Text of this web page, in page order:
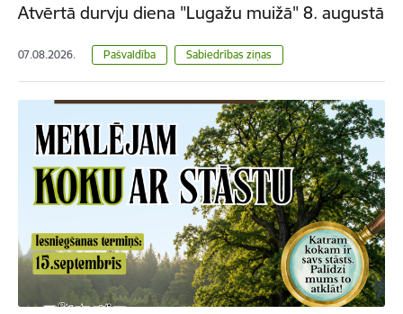
Atvērtā durvju diena "Lugažu muižā" 8. augustā
07.08.2026. Pašvaldība Sabiedrības ziņas